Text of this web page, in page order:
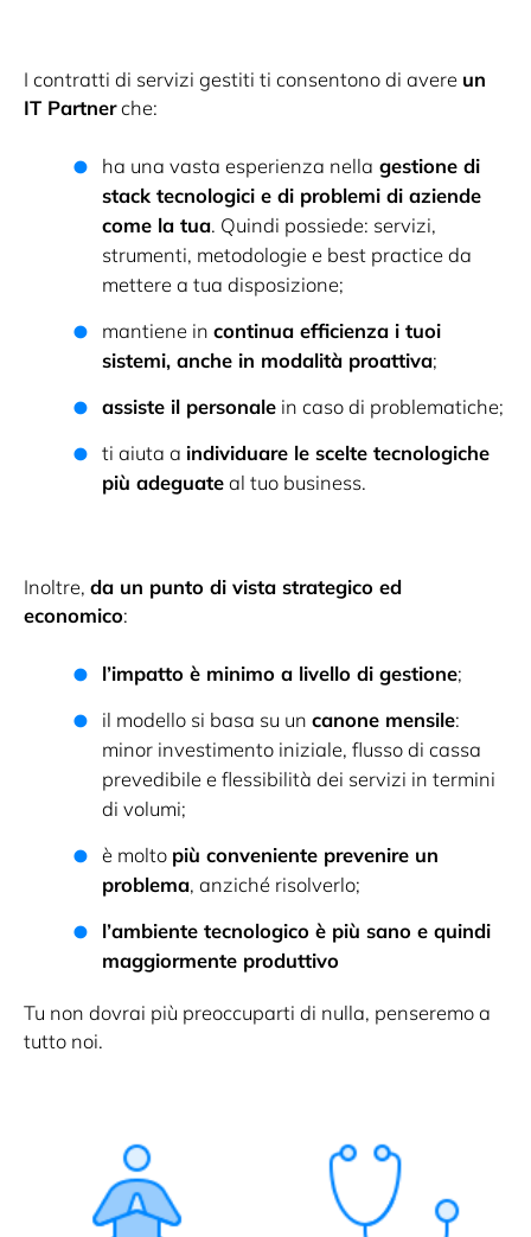
I contratti di servizi gestiti ti consentono di avere un
IT Partnerche:
ha una vasta esperienza nella gestione di
stack tecnologici e di problemi di aziende
come la tua. Quindi possiede: servizi,
strumenti, metodologie e best practice da
mettere a tua disposizione;
mantiene in continua efficienza i tuoi
sistemi, anche in modalità proattiva;
assiste il personale in caso di problematiche;
ti aiuta a individuare le scelte tecnologiche
più adeguateal tuo business.
Inoltre, da un punto di vista strategico ed
economico:
l’impatto è minimo a livello di gestione;
il modello si basa su un canone mensile:
minor investimento iniziale, flusso di cassa
prevedibile e flessibilità dei servizi in termini
di volumi;
è molto più conveniente prevenire un
problema, anziché risolverlo;
l’ambiente tecnologico è più sano e quindi
maggiormente produttivo
Tu non dovrai più preoccuparti di nulla, penseremo a
tutto noi.